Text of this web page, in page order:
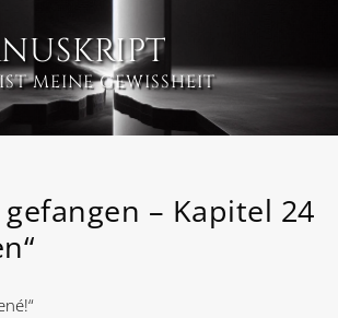
MEINE GEWISSHEIT
– Kapitel 24